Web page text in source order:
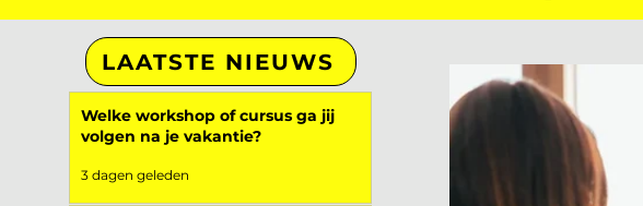
LAATSTE NIEUWS
Welke workshop of cursus ga jij
volgen na je vakantie?
3 dagen geleden